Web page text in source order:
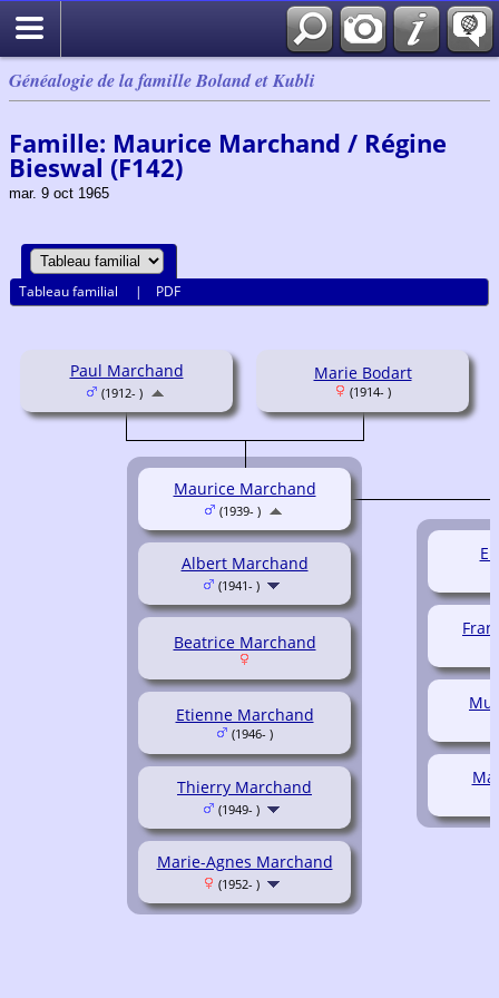
Généalogie de la famille Boland et Kubli
Famille: Maurice Marchand / Régine
Bieswal (F142)
mar. 9 oct 1965
Tableau familial | PDF
Paul Marchand
(1912- )
Marie Bodart
(1914- )
Albert Marchand
(1941- )
Beatrice Marchand
Etienne Marchand
(1946- )
Thierry Marchand
(1949- )
Marie-Agnes Marchand
(1952- )
Maurice Marchand
(1939- )